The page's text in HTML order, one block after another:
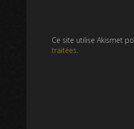
Ce site utilise Akismet
traitées.